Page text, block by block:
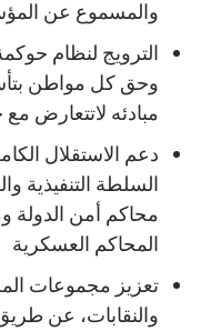
والمسموع عن
الترويج لنظام
وحق كل مواطن
مبادئه لاتتعارض
دعم الاستقلال
السلطة التنفيذية
محاكم أمن الدولة
المحاكم العسكرية
تعزيز مجموعات
والنقابات، عن